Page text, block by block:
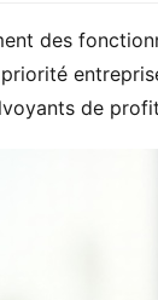
des
de